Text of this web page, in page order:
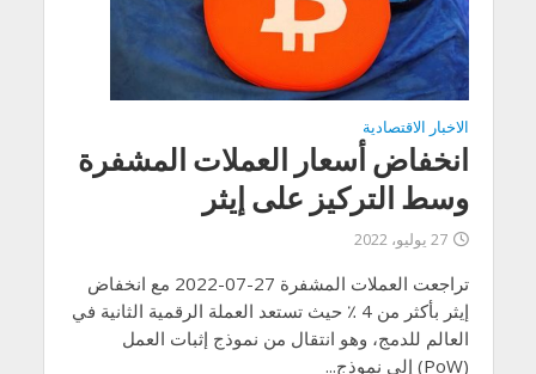
الاخبار الاقتصادية
انخفاض أسعار العملات المشفرة
وسط التركيز على إيثر
27 يوليو، 2022
تراجعت العملات المشفرة 27-07-2022 مع انخفاض
إيثر بأكثر من 4 ٪ حيث تستعد العملة الرقمية الثانية في
العالم للدمج، وهو انتقال من نموذج إثبات العمل
(PoW) إلى نموذج...